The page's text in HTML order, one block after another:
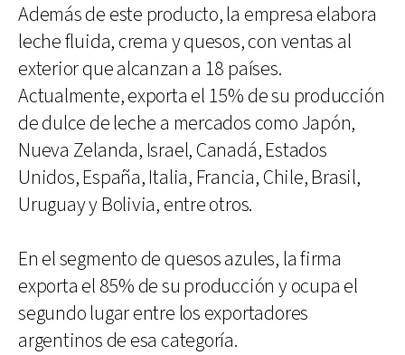
Además de este producto, la empresa elabora
leche fluida, crema y quesos, con ventas al
exterior que alcanzan a 18 países.
Actualmente, exporta el 15% de su producción
de dulce de leche a mercados como Japón,
Nueva Zelanda, Israel, Canadá, Estados
Unidos, España, Italia, Francia, Chile, Brasil,
Uruguay y Bolivia, entre otros.
En el segmento de quesos azules, la firma
exporta el 85% de su producción y ocupa el
segundo lugar entre los exportadores
argentinos de esa categoría.